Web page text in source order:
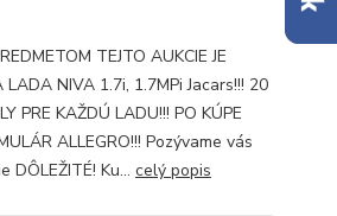
TEJTO AUKCIE JE
NIVA 1.7i, 1.7MPi Jacars!!! 20
PRE KAŽDÚ LADU!!! PO KÚPE
ALLEGRO!!! Pozývame vás
DÔLEŽITÉ! Ku... celý popis